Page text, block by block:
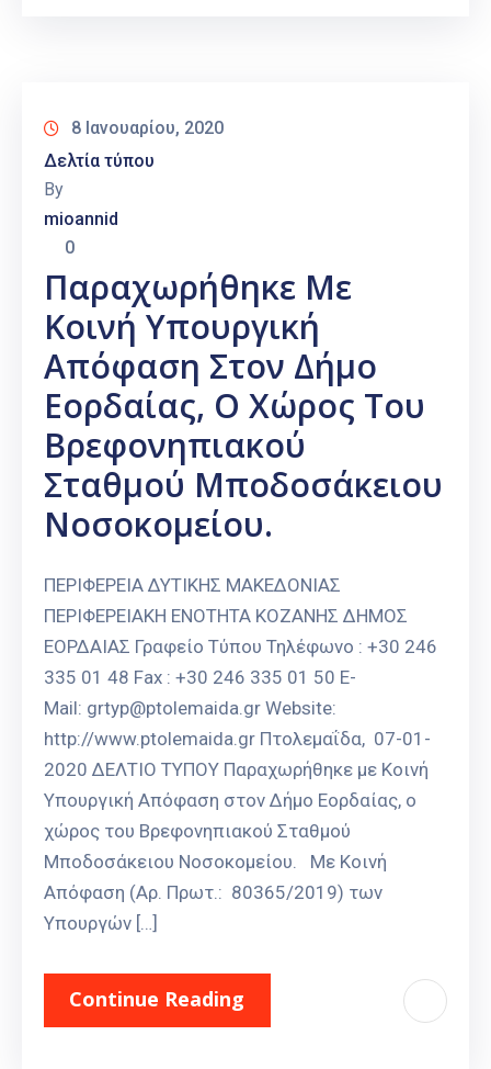
8 Ιανουαρίου, 2020
Δελτία τύπου
By
mioannid
0
Παραχωρήθηκε Με
Κοινή Υπουργική
Απόφαση Στον Δήμο
Εορδαίας, Ο Χώρος Του
Βρεφονηπιακού
Σταθμού Μποδοσάκειου
Νοσοκομείου.
ΠΕΡΙΦΕΡΕΙΑ ΔΥΤΙΚΗΣ ΜΑΚΕΔΟΝΙΑΣ
ΠΕΡΙΦΕΡΕΙΑΚΗ ΕΝΟΤΗΤΑ ΚΟΖΑΝΗΣ ΔΗΜΟΣ
ΕΟΡΔΑΙΑΣ Γραφείο Τύπου Τηλέφωνο : +30 246
335 01 48 Fax : +30 246 335 01 50 E-
Mail: grtyp@ptolemaida.gr Website:
http://www.ptolemaida.gr Πτολεμαΐδα, 07-01-
2020 ΔΕΛΤΙΟ ΤΥΠΟΥ Παραχωρήθηκε με Κοινή
Υπουργική Απόφαση στον Δήμο Εορδαίας, ο
χώρος του Βρεφονηπιακού Σταθμού
Μποδοσάκειου Νοσοκομείου. Με Κοινή
Απόφαση (Αρ. Πρωτ.: 80365/2019) των
Υπουργών […]
Continue Reading